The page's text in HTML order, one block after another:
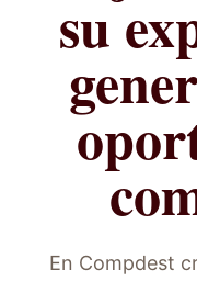
su
En Compdest